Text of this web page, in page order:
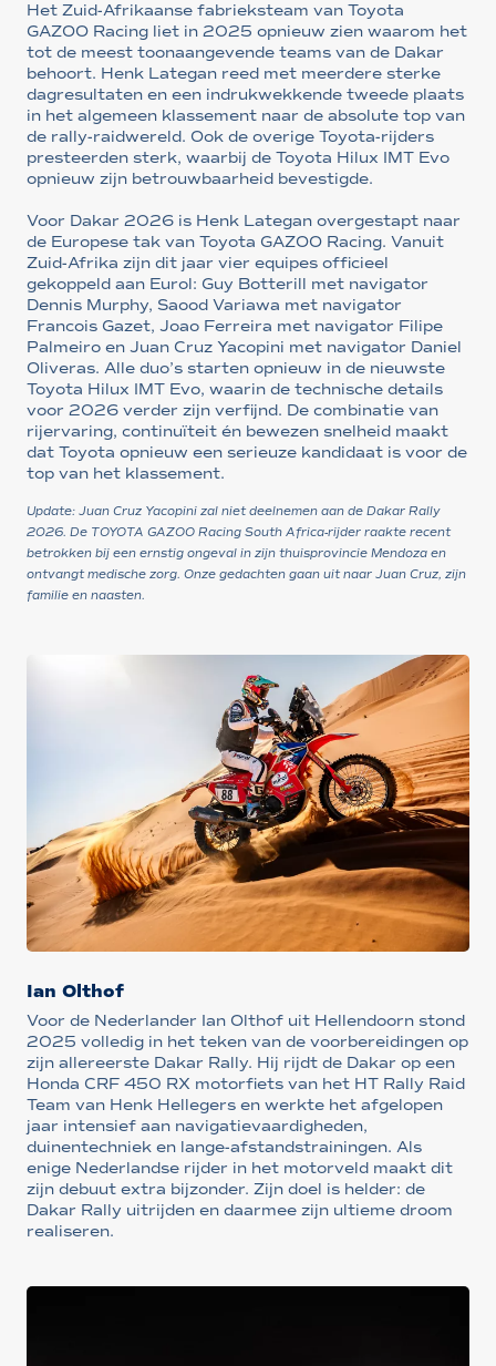
Het Zuid-Afrikaanse fabrieksteam van Toyota
GAZOO Racing liet in 2025 opnieuw zien waarom het
tot de meest toonaangevende teams van de Dakar
behoort. Henk Lategan reed met meerdere sterke
dagresultaten en een indrukwekkende tweede plaats
in het algemeen klassement naar de absolute top van
de rally-raidwereld. Ook de overige Toyota-rijders
presteerden sterk, waarbij de Toyota Hilux IMT Evo
opnieuw zijn betrouwbaarheid bevestigde.
Voor Dakar 2026 is Henk Lategan overgestapt naar
de Europese tak van Toyota GAZOO Racing. Vanuit
Zuid-Afrika zijn dit jaar vier equipes officieel
gekoppeld aan Eurol: Guy Botterill met navigator
Dennis Murphy, Saood Variawa met navigator
Francois Gazet, Joao Ferreira met navigator Filipe
Palmeiro en Juan Cruz Yacopini met navigator Daniel
Oliveras. Alle duo’s starten opnieuw in de nieuwste
Toyota Hilux IMT Evo, waarin de technische details
voor 2026 verder zijn verfijnd. De combinatie van
rijervaring, continuïteit én bewezen snelheid maakt
dat Toyota opnieuw een serieuze kandidaat is voor de
top van het klassement.
Update: Juan Cruz Yacopini zal niet deelnemen aan de Dakar Rally
2026. De TOYOTA GAZOO Racing South Africa-rijder raakte recent
betrokken bij een ernstig ongeval in zijn thuisprovincie Mendoza en
ontvangt medische zorg. Onze gedachten gaan uit naar Juan Cruz, zijn
familie en naasten.
Ian Olthof
Voor de Nederlander Ian Olthof uit Hellendoorn stond
2025 volledig in het teken van de voorbereidingen op
zijn allereerste Dakar Rally. Hij rijdt de Dakar op een
Honda CRF 450 RX motorfiets van het HT Rally Raid
Team van Henk Hellegers en werkte het afgelopen
jaar intensief aan navigatievaardigheden,
duinentechniek en lange-afstandstrainingen. Als
enige Nederlandse rijder in het motorveld maakt dit
zijn debuut extra bijzonder. Zijn doel is helder: de
Dakar Rally uitrijden en daarmee zijn ultieme droom
realiseren.